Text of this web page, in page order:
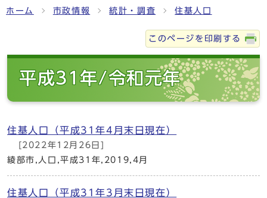
ホーム 市政情報 統計・調査 住基人口
このページを印刷する
平成31年/令和元年
住基人口（平成31年4月末日現在）
[2022年12月26日]
綾部市,人口,平成31年,2019,4月
住基人口（平成31年3月末日現在）